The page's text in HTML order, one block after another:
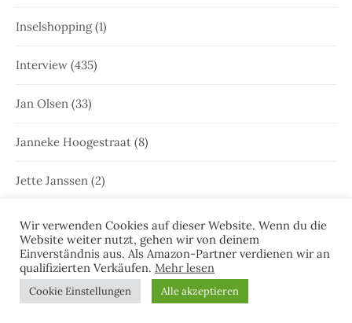
Inselshopping(1)
Interview (435)
Jan Olsen (33)
Janneke Hoogestraat (8)
Jette Janssen (2)
Joost Kramer (22)
Juist(46)
Juist(35)
Wir verwenden Cookies auf dieser Website. Wenn du die
Website weiter nutzt, gehen wir von deinem
Einverständnis aus. Als Amazon-Partner verdienen wir an
qualifizierten Verkäufen. Mehr lesen
Cookie Einstellungen Alle akzeptieren